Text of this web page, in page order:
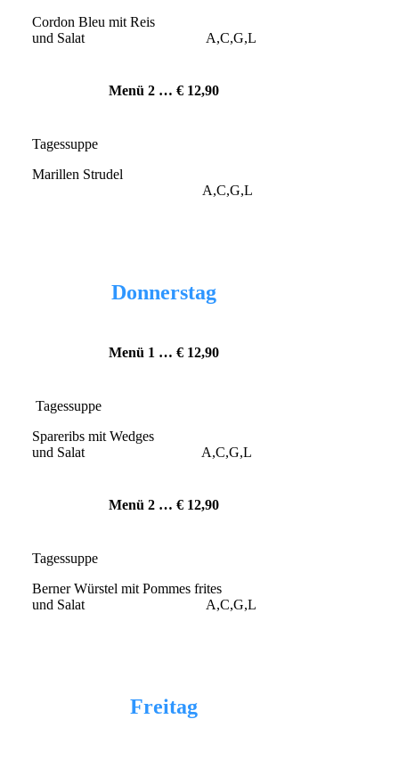
Cordon Bleu mit Reis
und Salat A,C,G,L
Menü 2 … € 12,90
Tagessuppe
Marillen Strudel
A,C,G,L
Donnerstag
Menü 1 … € 12,90
Tagessuppe
Spareribs mit Wedges
und Salat A,C,G,L
Menü 2 … € 12,90
Tagessuppe
Berner Würstel mit Pommes frites
und Salat A,C,G,L
Freitag